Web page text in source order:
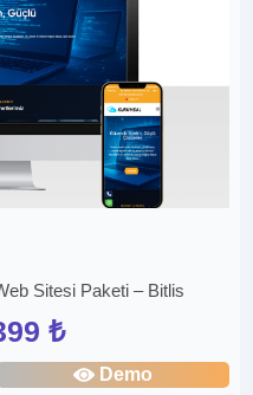
Sitesi Paketi – Bitlis
₺
Demo